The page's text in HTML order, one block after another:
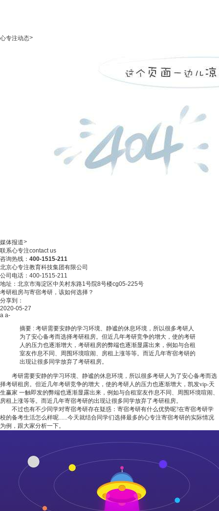
心专注动态>
媒体报道>
联系心专注contact us
咨询热线： 400-1515-211
北京心专注教育科技集团有限公司
公司电话：400-1515-211
地址：北京市海淀区中关村东路1号院8号楼cg05-225号
考研租房与寄宿考研，该如何选择？
分享到：
2020-05-27
a a-
摘要 : 考研需要安静的学习环境、静谧的休息环境，所以很多考研人
为了安心备考而选择考研租房。但近几年考研竞争的增大，使的考研
人的压力也逐渐增大，考研租房的弊端也逐渐显露出来，例如与合租
室友作息不同、周围环境喧闹、房租上涨等等。而近几年寄宿考研的
出现让很多同学放弃了考研租房。
考研需要安静的学习环境、静谧的休息环境，所以很多考研人为了安心备考而选
择考研租房。但近几年考研竞争的增大，使的考研人的压力也逐渐增大， 凯发vip-天
生赢家 一触即发的弊端也逐渐显露出来，例如与合租室友作息不同、周围环境喧闹、
房租上涨等等。而近几年寄宿考研的出现让很多同学放弃了考研租房。
不过也有不少同学对寄宿考研存在疑惑：寄宿考研有什么优势呢?在寄宿考研学
校的备考生活怎么样呢......今天就结合同学们选择最多的心专注寄宿考研的实际情况
为例，跟大家分析一下。